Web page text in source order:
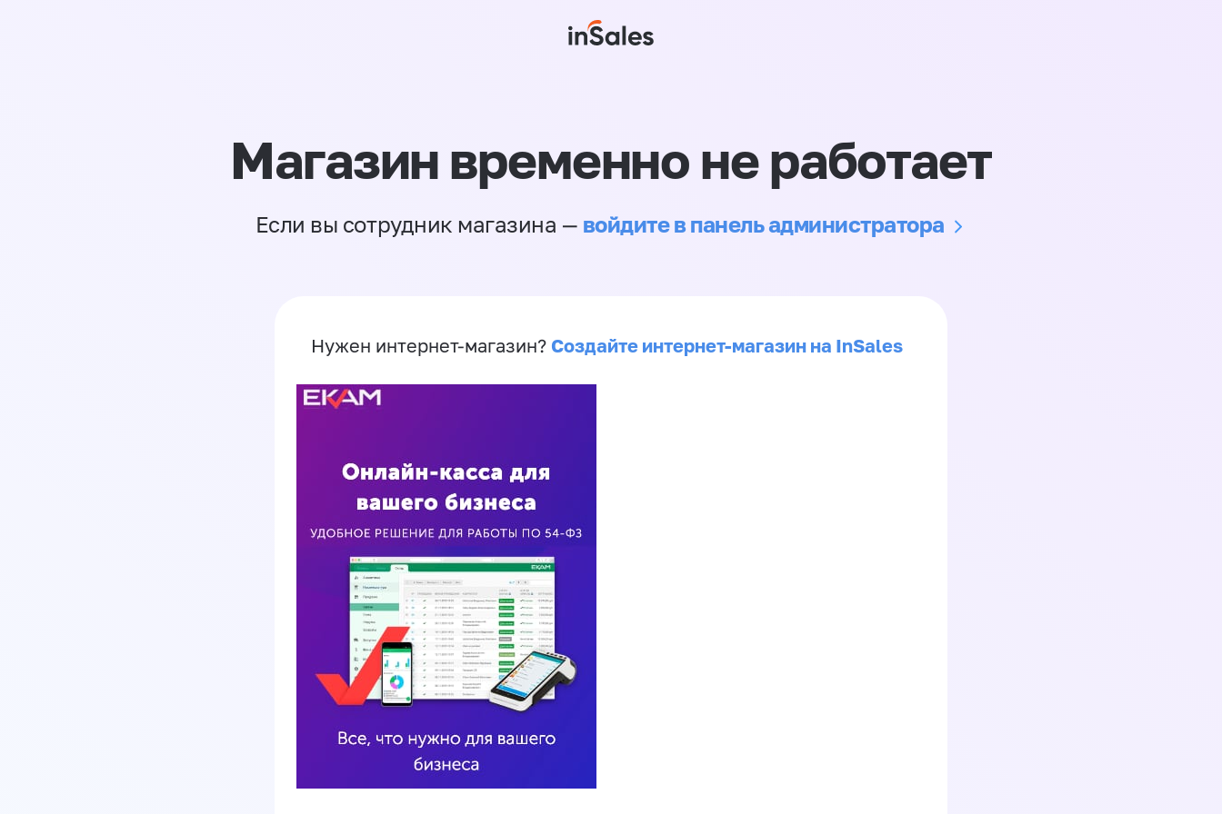
Магазин временно не работает
Если вы сотрудник магазина — войдите в панель администратора
Нужен интернет-магазин? Создайте интернет-магазин на InSales